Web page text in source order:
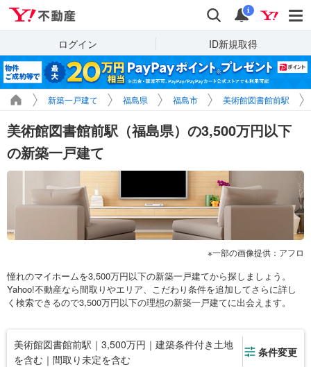
検索 通知
i
ログイン ID新規取得
新築一戸建て 福島県 福島市 美術館図書館前駅
美術館図書館前駅（福島県）の3,500万円以下
の新築一戸建て
一部の画像提供：アフロ
憧れのマイホームを3,500万円以下の新築一戸建てから探しましょう。
Yahoo!不動産なら間取りやエリア、こだわり条件を追加してさらに詳し
く検索できるので3,500万円以下の理想の新築一戸建てに出会えます。
美術館図書館前駅｜3,500万円｜建築条件付き土地
を含む｜間取り未定を含む
条件変更